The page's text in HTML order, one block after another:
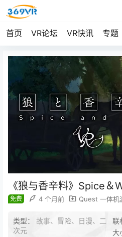
首页 VR论坛 VR快讯 专题
《狼与香辛料》Spice＆
免费 4 个月前 Quest 一体机
类型： 故事、冒险、日漫、二
次元
联
大